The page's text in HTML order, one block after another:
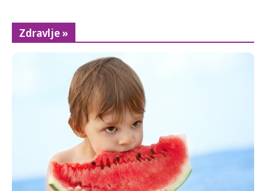
Zdravlje »